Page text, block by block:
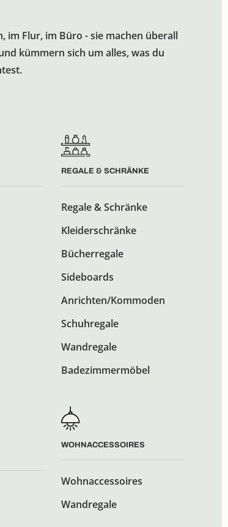
REGALE & SCHRÄNKE
Regale & Schränke
Kleiderschränke
Bücherregale
Sideboards
Anrichten/Kommoden
Schuhregale
Wandregale
Badezimmermöbel
WOHN­­ACCESSOIRES
Wohn­­accessoires
Wandregale